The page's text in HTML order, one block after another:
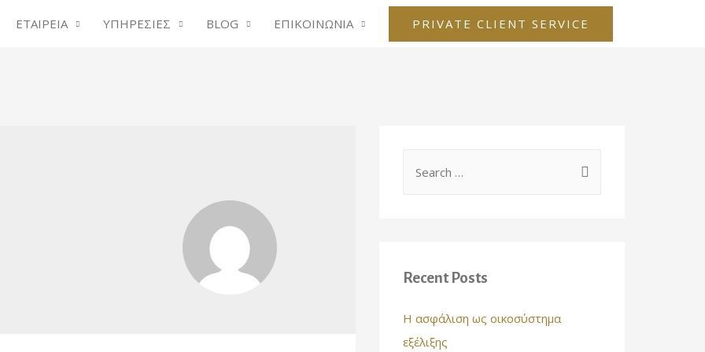
ΕΤΑΙΡΕΙΑ ΥΠΗΡΕΣΙΕΣ BLOG ΕΠΙΚΟΙΝΩΝΙΑ PRIVATE CLIENT SERVICE
h
o
r
Recent Posts
Η ασφάλιση ως οικοσύστημα
εξέλιξης